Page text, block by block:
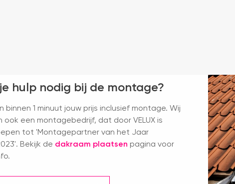
hulp nodig bij de montage?
binnen 1 minuut jouw prijs inclusief montage. Wij
ook een montagebedrijf, dat door VELUX is
tot 'Montagepartner van het Jaar
Bekijk de dakraam plaatsen pagina voor